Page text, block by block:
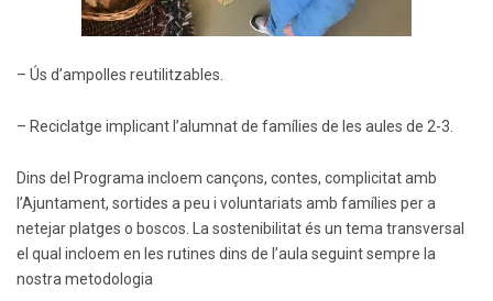
– Ús d’ampolles reutilitzables.
– Reciclatge implicant l’alumnat de famílies de les aules de 2-3.
Dins del Programa incloem cançons, contes, complicitat amb
l’Ajuntament, sortides a peu i voluntariats amb famílies per a
netejar platges o boscos. La sostenibilitat és un tema transversal
el qual incloem en les rutines dins de l’aula seguint sempre la
nostra metodologia